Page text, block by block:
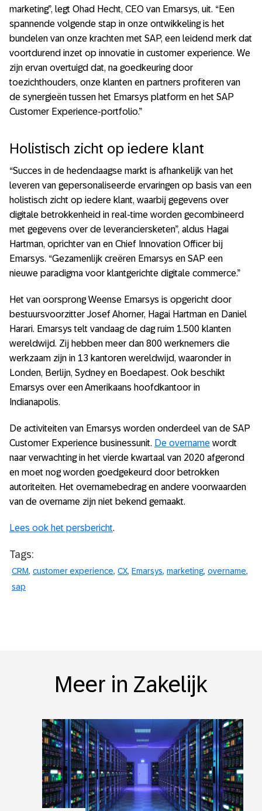
marketing”, legt Ohad Hecht, CEO van Emarsys, uit. “Een
spannende volgende stap in onze ontwikkeling is het
bundelen van onze krachten met SAP, een leidend merk dat
voortdurend inzet op innovatie in customer experience. We
zijn ervan overtuigd dat, na goedkeuring door
toezichthouders, onze klanten en partners profiteren van
de synergieën tussen het Emarsys platform en het SAP
Customer Experience-portfolio.”
Holistisch zicht op iedere klant
“Succes in de hedendaagse markt is afhankelijk van het
leveren van gepersonaliseerde ervaringen op basis van een
holistisch zicht op iedere klant, waarbij gegevens over
digitale betrokkenheid in real-time worden gecombineerd
met gegevens over de leveranciersketen”, aldus Hagai
Hartman, oprichter van en Chief Innovation Officer bij
Emarsys. “Gezamenlijk creëren Emarsys en SAP een
nieuwe paradigma voor klantgerichte digitale commerce.”
Het van oorsprong Weense Emarsys is opgericht door
bestuursvoorzitter Josef Ahorner, Hagai Hartman en Daniel
Harari. Emarsys telt vandaag de dag ruim 1.500 klanten
wereldwijd. Zij hebben meer dan 800 werknemers die
werkzaam zijn in 13 kantoren wereldwijd, waaronder in
Londen, Berlijn, Sydney en Boedapest. Ook beschikt
Emarsys over een Amerikaans hoofdkantoor in
Indianapolis.
De activiteiten van Emarsys worden onderdeel van de SAP
Customer Experience businessunit. De overname wordt
naar verwachting in het vierde kwartaal van 2020 afgerond
en moet nog worden goedgekeurd door betrokken
autoriteiten. Het overnamebedrag en andere voorwaarden
van de overname zijn niet bekend gemaakt.
Lees ook het persbericht.
Tags:
CRM customer experience CX Emarsys marketing overname
sap
Meer in Zakelijk